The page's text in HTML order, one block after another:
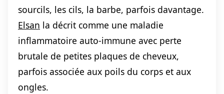
sourcils, les cils, la barbe, parfois davantage.
Elsan la décrit comme une maladie
inflammatoire auto-immune avec perte
brutale de petites plaques de cheveux,
parfois associée aux poils du corps et aux
ongles.